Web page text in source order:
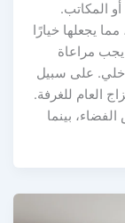
المكاتب.
يجعلها خيارًا
يجب مراعاة
على سبيل
العام للغرفة.
بينما